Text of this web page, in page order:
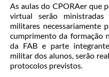
As aulas do CPORAer que
virtual serão
militares necessariamente
cumprimento da formação
da FAB e parte
militar dos alunos, serão
protocolos previstos.